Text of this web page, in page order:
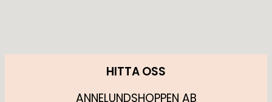
HITTA OSS
ANNELUNDSHOPPEN AB